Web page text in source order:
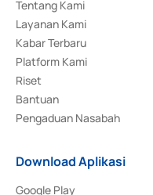
Tentang Kami
Layanan Kami
Kabar Terbaru
Platform Kami
Riset
Bantuan
Pengaduan Nasabah
Download Aplikasi
Google Play